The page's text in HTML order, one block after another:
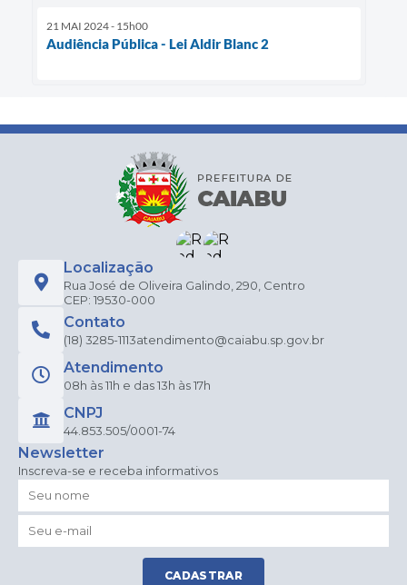
21 MAI 2024 - 15h00
Audiência Pública - Lei Aldir Blanc 2
Localização
Rua José de Oliveira Galindo, 290, Centro
CEP: 19530-000
Contato
(18) 3285-1113atendimento@caiabu.sp.gov.br
Atendimento
08h às 11h e das 13h às 17h
CNPJ
44.853.505/0001-74
Newsletter
Inscreva-se e receba informativos
CADASTRAR